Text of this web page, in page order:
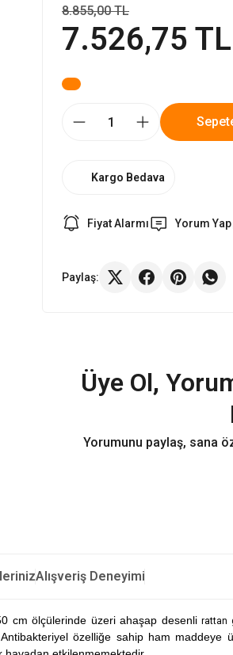
7.526,75 TL
8.855,00 TL
Kargo Bedava
Fiyat Alarmı Yorum Yap
Paylaş:
Üye Ol,
Yorumunu paylaş, sana
Alışveriş Deneyimi
cm ölçülerinde üzeri ahaşap desenli rattan
özelliğe sahip ham maddeye